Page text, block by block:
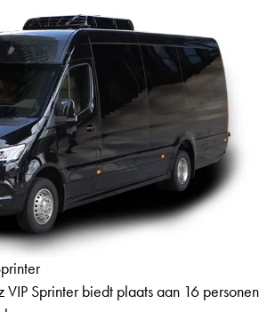
Sprinter biedt plaats aan 16 personen